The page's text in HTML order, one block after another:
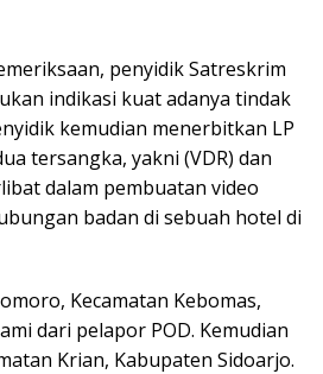
penyidik Satreskrim
indikasi kuat adanya tindak
kemudian menerbitkan LP
tersangka, yakni (VDR) dan
dalam pembuatan video
badan di sebuah hotel di
Kecamatan Kebomas,
dari pelapor POD. Kemudian
Krian, Kabupaten Sidoarjo.